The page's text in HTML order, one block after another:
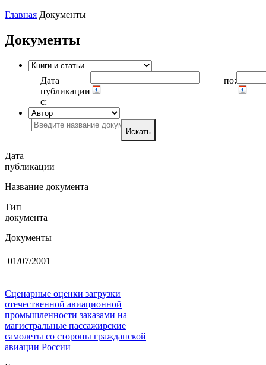
Главная Документы
Документы
Дата
публикации
с:
по:
Искать
Дата
публикации
Название документа
Тип
документа
Документы
01/07/2001
Сценарные оценки загрузки
отечественной авиационной
промышленности заказами на
магистральные пассажирские
самолеты со стороны гражданской
авиации России